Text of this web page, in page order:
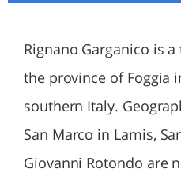
Rignano Garganico is
the province of Foggia
southern Italy.
San Marco in Lamis,
Giovanni Rotondo are